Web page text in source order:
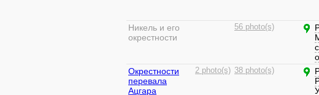
Никель и его
окрестности
56 photo(s)
Окрестности
перевала
Ацгара
2 photo(s) 38 photo(s)